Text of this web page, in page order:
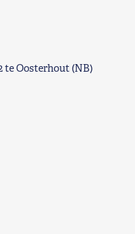
te Oosterhout (NB)